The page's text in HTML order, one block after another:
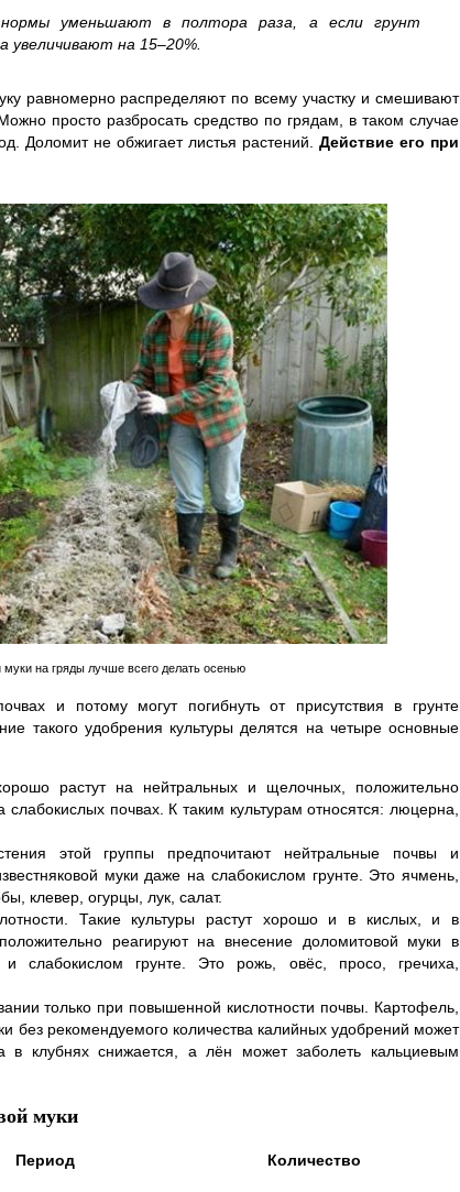
нормы уменьшают в полтора раза, а если грунт
на 15–20%.
равномерно распределяют по всему участку и смешивают
просто разбросать средство по грядам, в таком случае
Доломит не обжигает листья растений. Действие его при
на гряды лучше всего делать осенью
и потому могут погибнуть от присутствия в грунте
такого удобрения культуры делятся на четыре основные
растут на нейтральных и щелочных, положительно
почвах. К таким культурам относятся: люцерна,
этой группы предпочитают нейтральные почвы и
муки даже на слабокислом грунте. Это ячмень,
клевер, огурцы, лук, салат.
Такие культуры растут хорошо и в кислых, и в
реагируют на внесение доломитовой муки в
слабокислом грунте. Это рожь, овёс, просо, гречиха,
только при повышенной кислотности почвы. Картофель,
без рекомендуемого количества калийных удобрений может
в клубнях снижается, а лён может заболеть кальциевым
муки
Период
Количество